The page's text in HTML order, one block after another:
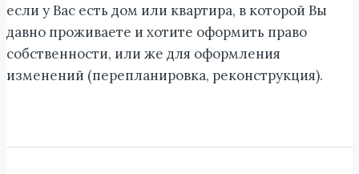
если у Вас есть дом или квартира, в которой Вы
давно проживаете и хотите оформить право
собственности, или же для оформления
изменений (перепланировка, реконструкция).